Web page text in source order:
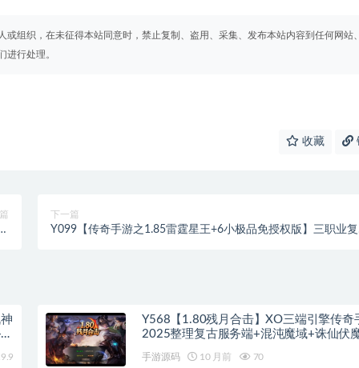
组织，在未征得本站同意时，禁止复制、盗用、采集、发布本站内容到任何网站
进行处理。
收藏
下一篇
Y099【传奇手游之1.85雷霆星王+6小极品免授权版】三职业
Y568【1.80残月合击】XO三端引擎传奇
2025整理复古服务端+混沌魔域+诛仙伏
手游源码 10 月前 70